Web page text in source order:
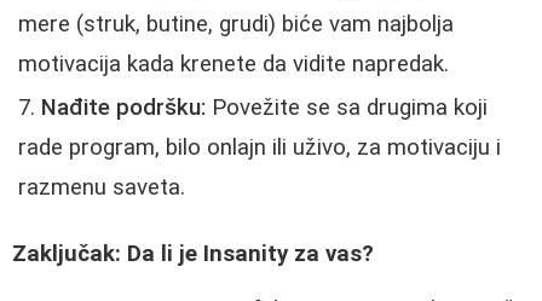
mere (struk, butine, grudi) biće vam najbolja
motivacija kada krenete da vidite napredak.
Nađite podršku: Povežite se sa drugima koji
rade program, bilo onlajn ili uživo, za motivaciju i
razmenu saveta.
Zaključak: Da li je Insanity za vas?